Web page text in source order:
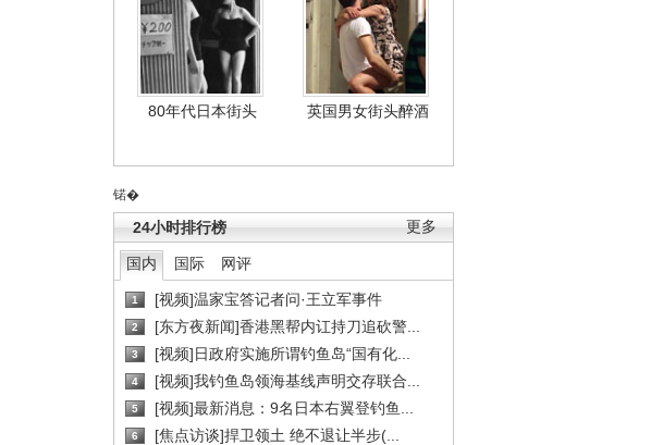
80年代日本街头 英国男女街头醉酒
锘�
更多
24小时排行榜
国内 国际 网评
1 [视频]温家宝答记者问·王立军事件
2 [东方夜新闻]香港黑帮内讧持刀追砍警...
3 [视频]日政府实施所谓钓鱼岛“国有化...
4 [视频]我钓鱼岛领海基线声明交存联合...
5 [视频]最新消息：9名日本右翼登钓鱼...
6 [焦点访谈]捍卫领土 绝不退让半步(...